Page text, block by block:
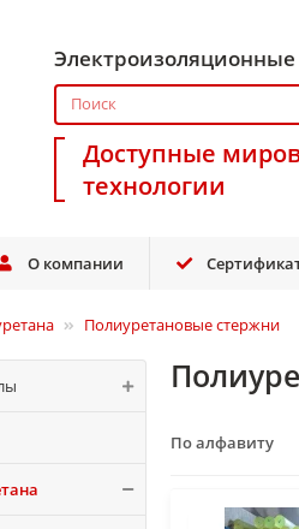
Доступные
технологии
О компании
Полиуретановые стержни
По алфавиту